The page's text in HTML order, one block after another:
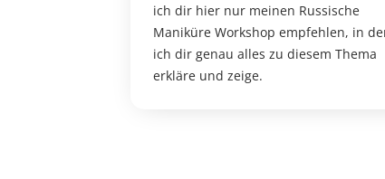
ich dir hier nur meinen Russische
Maniküre Workshop empfehlen, in
ich dir genau alles zu diesem Thema
erkläre und zeige.